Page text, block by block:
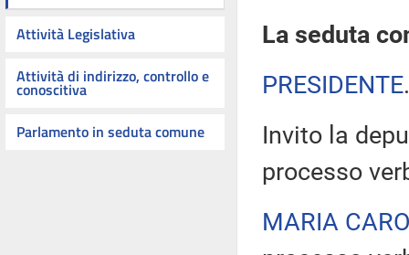
Attività Legislativa
Attività di indirizzo, controllo e
conoscitiva
Parlamento in seduta comune
La seduta
PRESIDENTE
Invito la
processo
MARIA